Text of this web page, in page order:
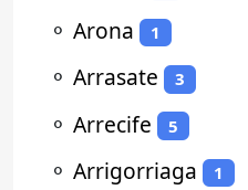
⚬ Arona 1
⚬ Arrasate 3
⚬ Arrecife 5
⚬ Arrigorriaga 1